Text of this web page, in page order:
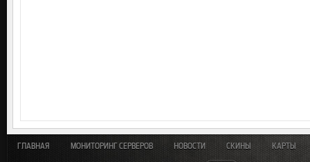
ГЛАВНАЯ МОНИТОРИНГ СЕРВЕРОВ НОВОСТИ СКИНЫ КАРТЫ